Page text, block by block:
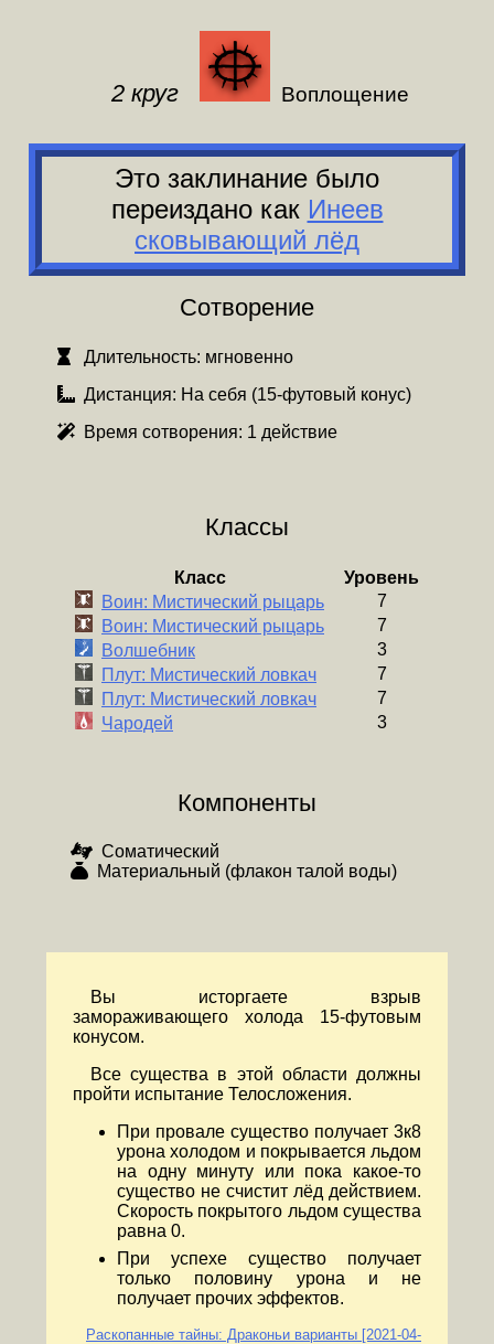
2 круг Воплощение
Это заклинание было
переизданокак Инеев
сковывающий лёд
Сотворение
Длительность: мгновенно
Дистанция: На себя (15-футовый конус)
Время сотворения: 1 действие
Классы
Класс
Уровень
Воин: Мистический рыцарь
7
Воин: Мистический рыцарь
7
Волшебник
3
Плут: Мистический ловкач
7
Плут: Мистический ловкач
7
Чародей
3
Компоненты
Соматический
Материальный (флакон талой воды)
Вы исторгаете взрыв
замораживающего холода 15-футовым
конусом.
Все существа в этой области должны
пройти испытание Телосложения.
При провале существо получает 3к8
урона холодом и покрывается льдом
на одну минуту или пока какое-то
существо не счистит лёд действием.
Скорость покрытого льдом существа
равна 0.
При успехе существо получает
только половину урона и не
получает прочих эффектов.
Раскопанные тайны: Драконьи варианты [2021-04-